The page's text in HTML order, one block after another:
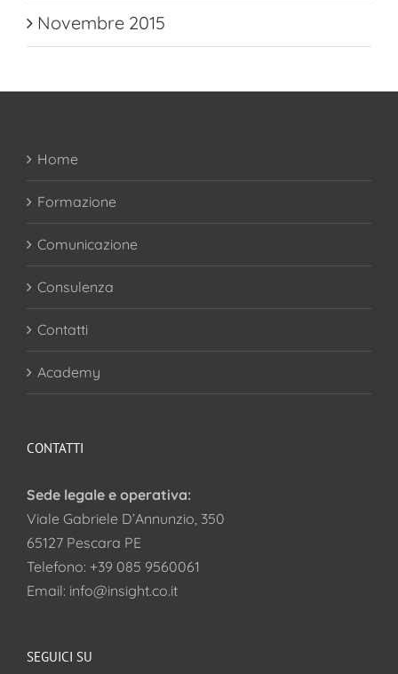
Novembre 2015
Home
Formazione
Comunicazione
Consulenza
Contatti
Academy
CONTATTI
Sede legale e operativa:
Viale Gabriele D’Annunzio, 350
65127 Pescara PE
Telefono: +39 085 9560061
Email: info@insight.co.it
SEGUICI SU